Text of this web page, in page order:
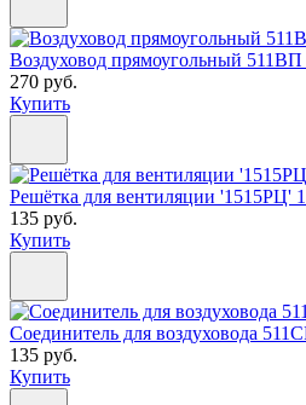
Воздуховод прямоугольный
270 руб.
Купить
Решётка для вентиляции '1515РЦ'
135 руб.
Купить
Соединитель для воздуховода
135 руб.
Купить